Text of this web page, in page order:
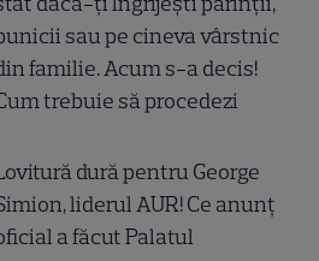
sau pe cineva vârstnic
familie. Acum s-a decis!
trebuie să procedezi
dură pentru George
liderul AUR! Ce anunț
a făcut Palatul